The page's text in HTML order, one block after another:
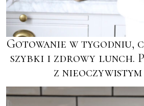
Gotowanie w tygodniu,
szybki i zdrowy lunch.
z nieoczywistym